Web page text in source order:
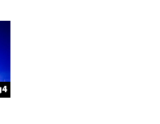
4